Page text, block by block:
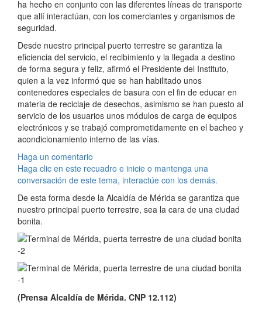
ha hecho en conjunto con las diferentes líneas de transporte
que allí interactúan, con los comerciantes y organismos de
seguridad.
Desde nuestro principal puerto terrestre se garantiza la
eficiencia del servicio, el recibimiento y la llegada a destino
de forma segura y feliz, afirmó el Presidente del Instituto,
quien a la vez informó que se han habilitado unos
contenedores especiales de basura con el fin de educar en
materia de reciclaje de desechos, asimismo se han puesto al
servicio de los usuarios unos módulos de carga de equipos
electrónicos y se trabajó comprometidamente en el bacheo y
acondicionamiento interno de las vías.
Haga un comentario
Haga clic en este recuadro e inicie o mantenga una
conversación de este tema, interactúe con los demás.
De esta forma desde la Alcaldía de Mérida se garantiza que
nuestro principal puerto terrestre, sea la cara de una ciudad
bonita.
(Prensa Alcaldía de Mérida. CNP 12.112)